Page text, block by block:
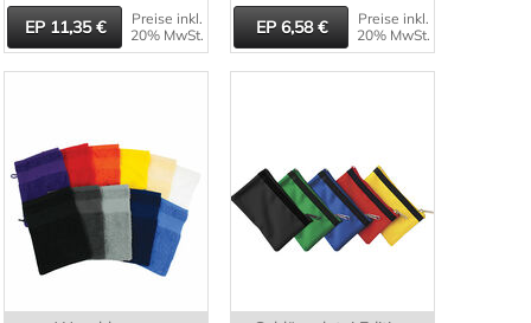
11,35
Preise inkl.
20% MwSt.
6,58
Preise inkl.
20% MwSt.